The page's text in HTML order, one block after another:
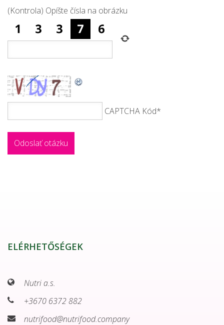
(Kontrola) Opíšte čísla na obrázku
CAPTCHA Kód*
ELÉRHETŐSÉGEK
Nutri a.s.
+3670 6372 882
nutrifood@nutrifood.company